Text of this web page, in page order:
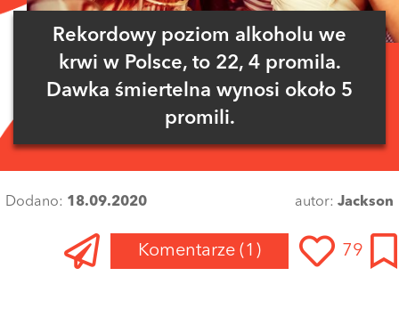
Rekordowy poziom alkoholu we
krwi w Polsce, to 22, 4 promila.
Dawka śmiertelna wynosi około 5
promili.
Dodano: 18.09.2020 autor: Jackson
Komentarze (1) 79